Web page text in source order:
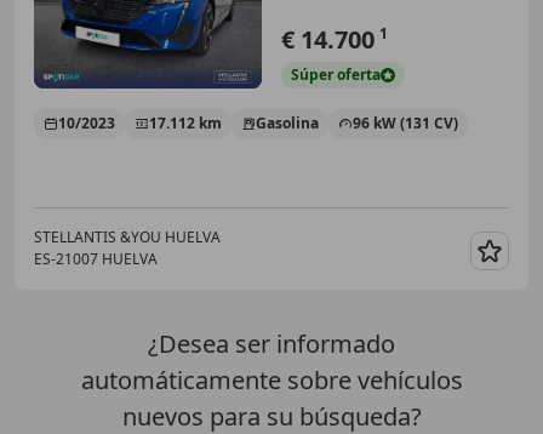
€ 14.700 1
Súperoferta
10/2023 17.112 km Gasolina 96 kW (131 CV)
STELLANTIS &YOU HUELVA
ES-21007 HUELVA
¿Desea ser informado
automáticamente sobre vehículos
nuevos para su búsqueda?